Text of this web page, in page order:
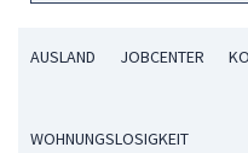
AUSLAND JOBCENTER
WOHNUNGSLOSIGKEIT